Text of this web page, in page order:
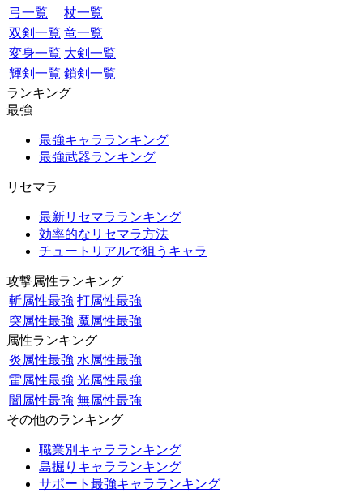
弓一覧
杖一覧
双剣一覧 竜一覧
変身一覧 大剣一覧
輝剣一覧 鎖剣一覧
ランキング
最強
最強キャラランキング
最強武器ランキング
リセマラ
最新リセマラランキング
効率的なリセマラ方法
チュートリアルで狙うキャラ
攻撃属性ランキング
斬属性最強 打属性最強
突属性最強 魔属性最強
属性ランキング
炎属性最強 水属性最強
雷属性最強 光属性最強
闇属性最強 無属性最強
その他のランキング
職業別キャラランキング
島掘りキャラランキング
サポート最強キャラランキング